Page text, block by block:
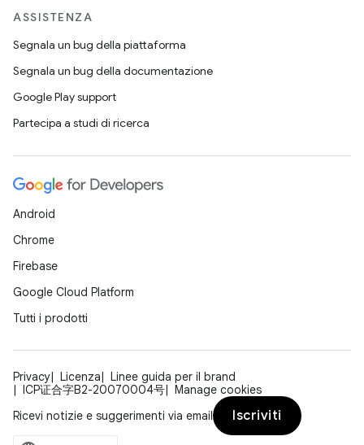
ASSISTENZA
Segnala un bug della piattaforma
Segnala un bug della documentazione
Google Play support
Partecipa a studi di ricerca
Android
Chrome
Firebase
Google Cloud Platform
Tutti i prodotti
Privacy Licenza
Linee guida per il brand
ICP证合字B2-20070004号
Manage cookies
Ricevi notizie e suggerimenti via email
Iscriviti